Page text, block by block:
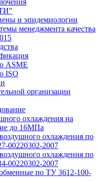
и эпидемиологии
менеджмента качества
ASME
ISO
организации
охлаждения на
до 16МПа
охлаждения по
00220302-2007
охлаждения по
00220302-2007
по ТУ 3612-100-